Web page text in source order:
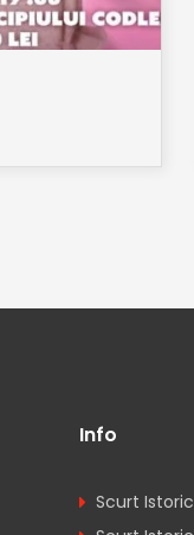
Info
Scurt Istoric